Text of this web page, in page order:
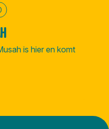
is hier en komt